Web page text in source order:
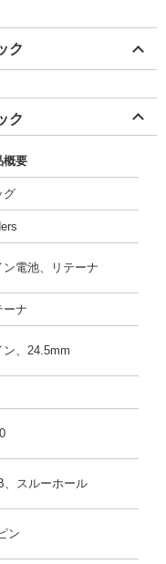
ク
ク
概要
グ
ン電池、リテーナ
ーナ
ン、24.5mm
、スルーホール
ン